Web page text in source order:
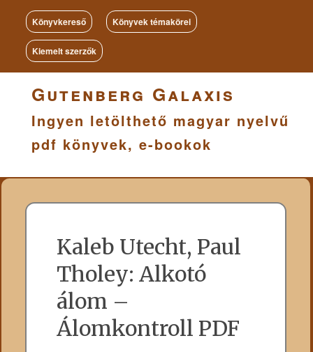
Könyvkereső Könyvek témakörei
Kiemelt szerzők
Gutenberg Galaxis
Ingyen letölthető magyar nyelvű
pdf könyvek, e-bookok
Kaleb Utecht, Paul
Tholey: Alkotó
álom –
Álomkontroll PDF